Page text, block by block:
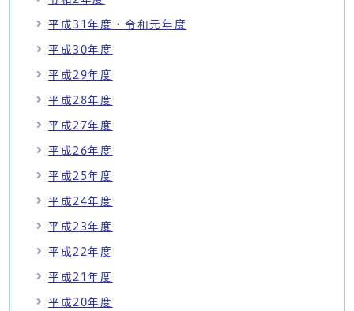
平成31年度・令和元年度
平成30年度
平成29年度
平成28年度
平成27年度
平成26年度
平成25年度
平成24年度
平成23年度
平成22年度
平成21年度
平成20年度